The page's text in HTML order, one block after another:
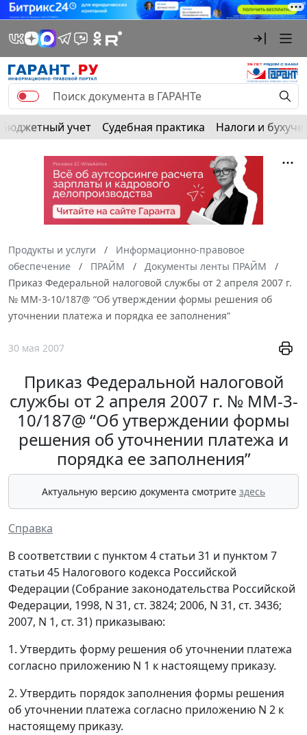
Бюджетный учет Судебная практика Налоги и
Продукты и услуги
Информационно-правовое
обеспечение
ПРАЙМ
Документы ленты ПРАЙМ
Приказ Федеральной налоговой службы от 2 апреля 2007 г.
№ ММ-3-10/187@ “Об утверждении формы решения об
уточнении платежа и порядка ее заполнения”
30 мая 2007
Приказ Федеральной налоговой
службы от 2 апреля 2007 г. № ММ-3-
10/187@ “Об утверждении формы
решения об уточнении платежа и
порядка ее заполнения”
Актуальную версию документа смотрите здесь
Справка
В соответствии с пунктом 4 статьи 31 и пунктом 7
статьи 45 Налогового кодекса Российской
Федерации (Собрание законодательства Российской
Федерации, 1998, N 31, ст. 3824; 2006, N 31, ст. 3436;
2007, N 1, ст. 31) приказываю:
1. Утвердить форму решения об уточнении платежа
согласно приложению N 1 к настоящему приказу.
2. Утвердить порядок заполнения формы решения
об уточнении платежа согласно приложению N 2 к
настоящему приказу.